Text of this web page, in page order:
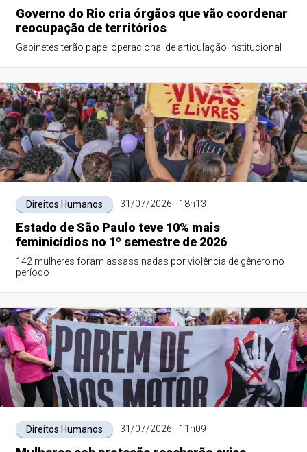
Governo do Rio cria órgãos que vão coordenar
reocupação de territórios
Gabinetes terão papel operacional de articulação institucional
Direitos Humanos 31/07/2026 - 18h13
Estado de São Paulo teve 10% mais
feminicídios no 1º semestre de 2026
142 mulheres foram assassinadas por violência de gênero no
período
Direitos Humanos 31/07/2026 - 11h09